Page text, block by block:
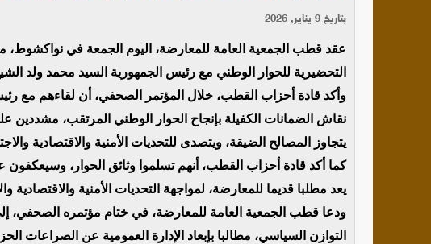
بتاريخ 9 يناير, 2026
عقد قطب الجمعية العامة للمعارضة، اليوم الجمعة في
التحضيرية للحوار الوطني مع رئيس الجمهورية السيد محمد ولد
وأكد قادة أحزاب القطب، خلال المؤتمر الصحفي، أن لقاءهم مع
نقاش الضمانات الكفيلة بإنجاح الحوار الوطني المرتقب، مشددين
يتجاوز المصالح الضيقة، ويتصدى للتحديات الأمنية والاقتصادية
كما أكد قادة أحزاب القطب، أنهم تسلموا وثائق الحوار، وسيعكفون
يعد مطلبا قديما للمعارضة، لمواجهة التحديات الأمنية والاقتصادية
ودعا قطب الجمعية العامة للمعارضة، في ختام مؤتمره الصحفي،
التوازن السياسي، مطالبا بإبعاد الإدارة العمومية عن الصراعات